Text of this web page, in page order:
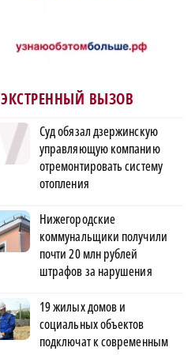
ЭКСТРЕННЫЙ ВЫЗОВ
Суд обязал дзержинскую
управляющую компанию
отремонтировать систему
отопления
Нижегородские
коммунальщики получили
почти 20 млн рублей
штрафов за нарушения
19 жилых домов и
социальных объектов
подключат к современным